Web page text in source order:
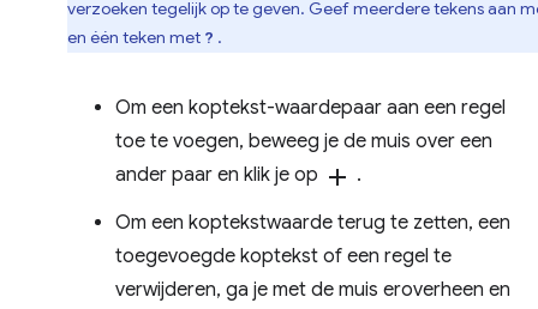
verzoeken tegelijk op te geven. Geef meerdere tekens aan
en één teken met ? .
Om een ​​koptekst-waardepaar aan een regel
toe te voegen, beweeg je de muis over een
ander paar en klik je op add .
Om een ​​koptekstwaarde terug te zetten, een
toegevoegde koptekst of een regel te
verwijderen, ga je met de muis eroverheen en